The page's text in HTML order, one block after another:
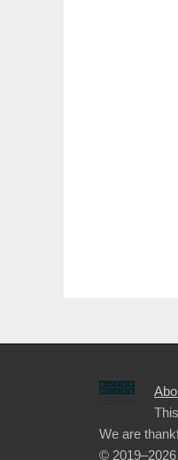
We are
© 2019–2026